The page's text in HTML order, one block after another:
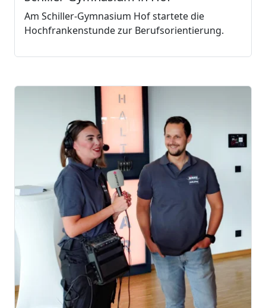
Am Schiller-Gymnasium Hof startete die
Hochfrankenstunde zur Berufsorientierung.